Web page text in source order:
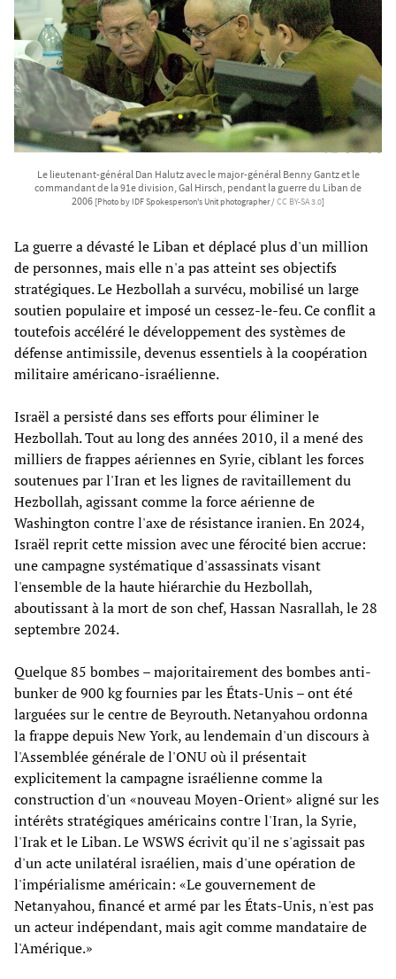
Le lieutenant-général Dan Halutz avec le major-général Benny Gantz et le
commandant de la 91e division, Gal Hirsch, pendant la guerre du Liban de
2006 [Photo by IDF Spokesperson's Unit photographer /CC BY-SA 3.0]
La guerre a dévasté le Liban et déplacé plus d'un million
de personnes, mais elle n'a pas atteint ses objectifs
stratégiques. Le Hezbollah a survécu, mobilisé un large
soutien populaire et imposé un cessez-le-feu. Ce conflit a
toutefois accéléré le développement des systèmes de
défense antimissile, devenus essentiels à la coopération
militaire américano-israélienne.
Israël a persisté dans ses efforts pour éliminer le
Hezbollah. Tout au long des années 2010, il a mené des
milliers de frappes aériennes en Syrie, ciblant les forces
soutenues par l'Iran et les lignes de ravitaillement du
Hezbollah, agissant comme la force aérienne de
Washington contre l'axe de résistance iranien. En 2024,
Israël reprit cette mission avec une férocité bien accrue:
une campagne systématique d'assassinats visant
l'ensemble de la haute hiérarchie du Hezbollah,
aboutissant à la mort de son chef, Hassan Nasrallah, le 28
septembre 2024.
Quelque 85 bombes – majoritairement des bombes anti-
bunker de 900 kg fournies par les États-Unis – ont été
larguées sur le centre de Beyrouth. Netanyahou ordonna
la frappe depuis New York, au lendemain d'un discours à
l'Assemblée générale de l'ONU où il présentait
explicitement la campagne israélienne comme la
construction d'un «nouveau Moyen-Orient» aligné sur les
intérêts stratégiques américains contre l'Iran, la Syrie,
l'Irak et le Liban. Le WSWS écrivit qu'il ne s'agissait pas
d'un acte unilatéral israélien, mais d'une opération de
l'impérialisme américain: «Le gouvernement de
Netanyahou, financé et armé par les États-Unis, n'est pas
un acteur indépendant, mais agit comme mandataire de
l'Amérique.»